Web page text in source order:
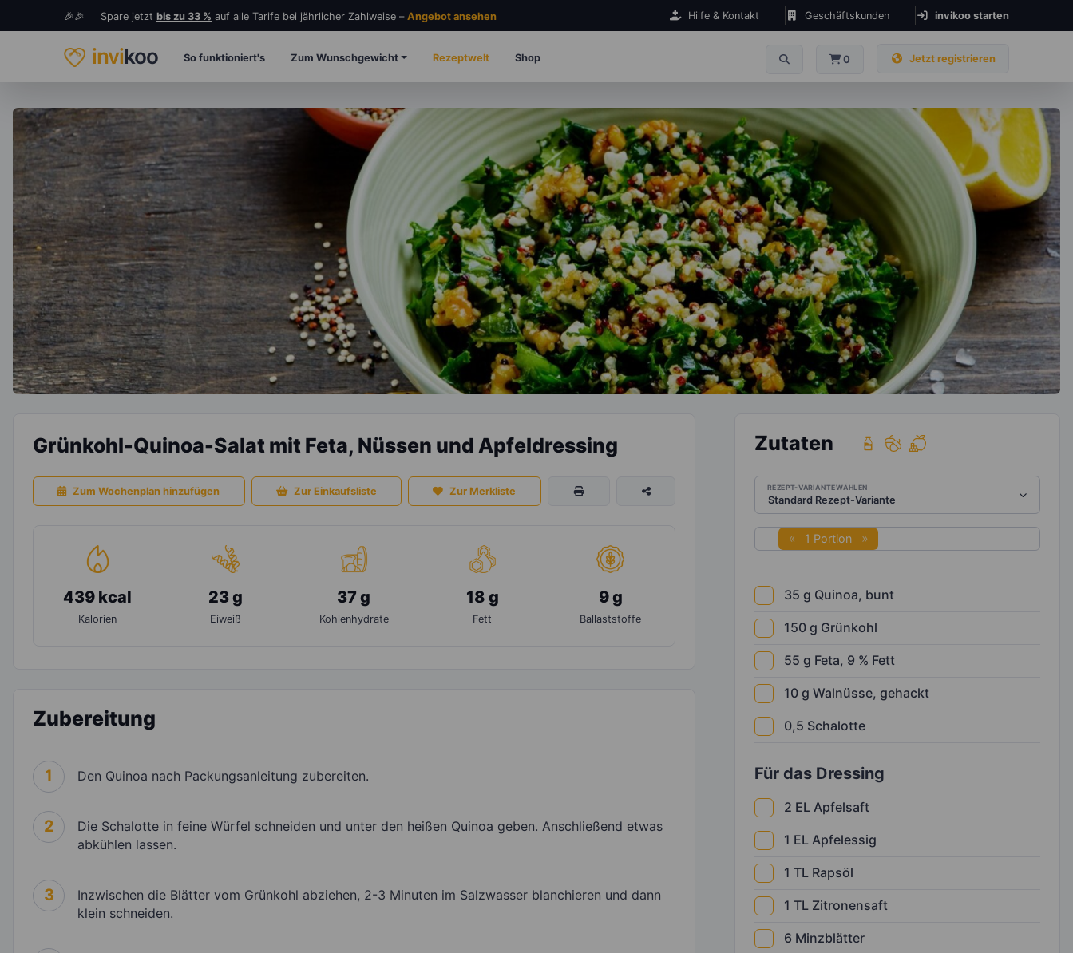
🎉🎉 Spare jetzt bis zu 33 % auf alle Tarife bei jährlicher Zahlweise – Angebot ansehen Hilfe & Kontakt Geschäftskunden invikoo starten
invikoo So funktioniert's Zum Wunschgewicht Rezeptwelt Shop 0 Jetzt registrieren
Grünkohl-Quinoa-Salat mit Feta, Nüssen und Apfeldressing
Zum Wochenplan hinzufügen Zur Einkaufsliste Zur Merkliste
439 kcal
Kalorien
23 g
Eiweiß
37 g
Kohlenhydrate
18 g
Fett
9 g
Ballaststoffe
Zubereitung
1 Den Quinoa nach Packungsanleitung zubereiten.
2
Die Schalotte in feine Würfel schneiden und unter den heißen Quinoa geben. Anschließend etwas
abkühlen lassen.
3
Inzwischen die Blätter vom Grünkohl abziehen, 2-3 Minuten im Salzwasser blanchieren und dann
klein schneiden.
Zutaten
REZEPT-VARIANTE WÄHLEN
1 Portion
35 g Quinoa, bunt
150 g Grünkohl
55 g Feta, 9 % Fett
10 g Walnüsse, gehackt
0,5 Schalotte
Für das Dressing
2 EL Apfelsaft
1 EL Apfelessig
1 TL Rapsöl
1 TL Zitronensaft
6 Minzblätter